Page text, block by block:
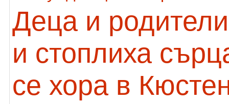
Деца и
и стоплиха
се хора в